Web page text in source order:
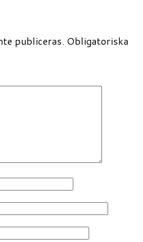
publiceras. Obligatoriska